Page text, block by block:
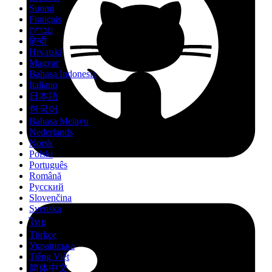
Suomi
Français
עברית
हिन्दी
Hrvatski
Magyar
Bahasa Indonesia
Italiano
日本語
한국어
Bahasa Melayu
Nederlands
Norsk
Polski
Português
Română
Русский
Slovenčina
Svenska
ไทย
Türkçe
Українська
Tiếng Việt
简体中文